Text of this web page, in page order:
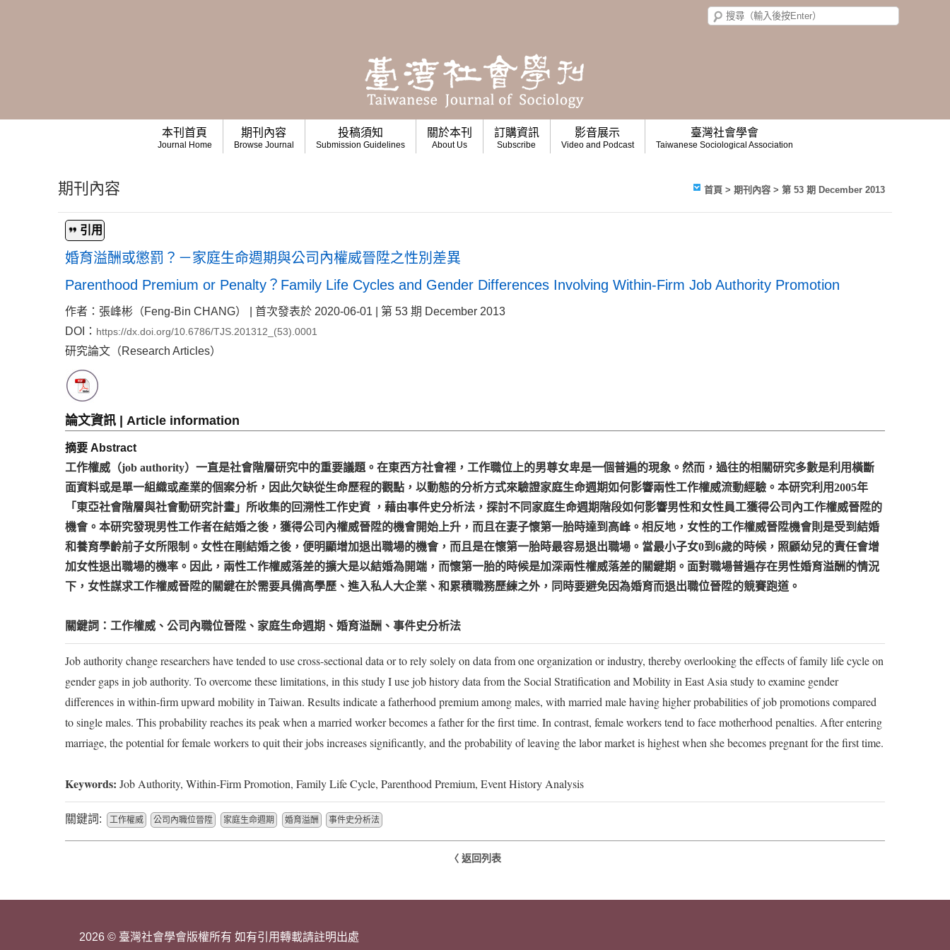
本刊首頁
Journal Home
期刊內容
Browse Journal
投稿須知
Submission Guidelines
關於本刊
About Us
訂購資訊
Subscribe
影音展示
Video and Podcast
臺灣社會學會
Taiwanese Sociological Association
期刊內容 首頁 > 期刊內容 > 第 53 期 December 2013
引用
婚育溢酬或懲罰？－家庭生命週期與公司內權威晉陞之性別差異
Parenthood Premium or Penalty？Family Life Cycles and Gender Differences Involving Within-Firm Job Authority Promotion
作者：張峰彬（Feng-Bin CHANG） | 首次發表於 2020-06-01 | 第 53 期 December 2013
DOI： https://dx.doi.org/10.6786/TJS.201312_(53).0001
研究論文（Research Articles）
論文資訊 | Article information
摘要 Abstract
工作權威（job authority）一直是社會階層研究中的重要議題。在東西方社會裡，工作職位上的男尊女卑是一個普遍的現象。然而，過往的相關研究多數是利用橫斷
面資料或是單一組織或產業的個案分析，因此欠缺從生命歷程的觀點，以動態的分析方式來驗證家庭生命週期如何影響兩性工作權威流動經驗。本研究利用2005年
「東亞社會階層與社會動研究計畫」所收集的回溯性工作史資 ，藉由事件史分析法，探討不同家庭生命週期階段如何影響男性和女性員工獲得公司內工作權威晉陞的
機會。本研究發現男性工作者在結婚之後，獲得公司內權威晉陞的機會開始上升，而且在妻子懷第一胎時達到高峰。相反地，女性的工作權威晉陞機會則是受到結婚
和養育學齡前子女所限制。女性在剛結婚之後，便明顯增加退出職場的機會，而且是在懷第一胎時最容易退出職場。當最小子女0到6歲的時候，照顧幼兒的責任會增
加女性退出職場的機率。因此，兩性工作權威落差的擴大是以結婚為開端，而懷第一胎的時候是加深兩性權威落差的關鍵期。面對職場普遍存在男性婚育溢酬的情況
下，女性謀求工作權威晉陞的關鍵在於需要具備高學歷、進入私人大企業、和累積職務歷練之外，同時要避免因為婚育而退出職位晉陞的競賽跑道。
關鍵詞：工作權威、公司內職位晉陞、家庭生命週期、婚育溢酬、事件史分析法
Job authority change researchers have tended to use cross-sectional data or to rely solely on data from one organization or industry, thereby overlooking the effects of family life cycle on
gender gaps in job authority. To overcome these limitations, in this study I use job history data from the Social Stratification and Mobility in East Asia study to examine gender
differences in within-firm upward mobility in Taiwan. Results indicate a fatherhood premium among males, with married male having higher probabilities of job promotions compared
to single males. This probability reaches its peak when a married worker becomes a father for the first time. In contrast, female workers tend to face motherhood penalties. After entering
marriage, the potential for female workers to quit their jobs increases significantly, and the probability of leaving the labor market is highest when she becomes pregnant for the first time.
Keywords: Job Authority, Within-Firm Promotion, Family Life Cycle, Parenthood Premium, Event History Analysis
關鍵詞: 工作權威 公司內職位晉陞 家庭生命週期 婚育溢酬 事件史分析法
〈 返回列表
2026 © 臺灣社會學會版權所有 如有引用轉載請註明出處